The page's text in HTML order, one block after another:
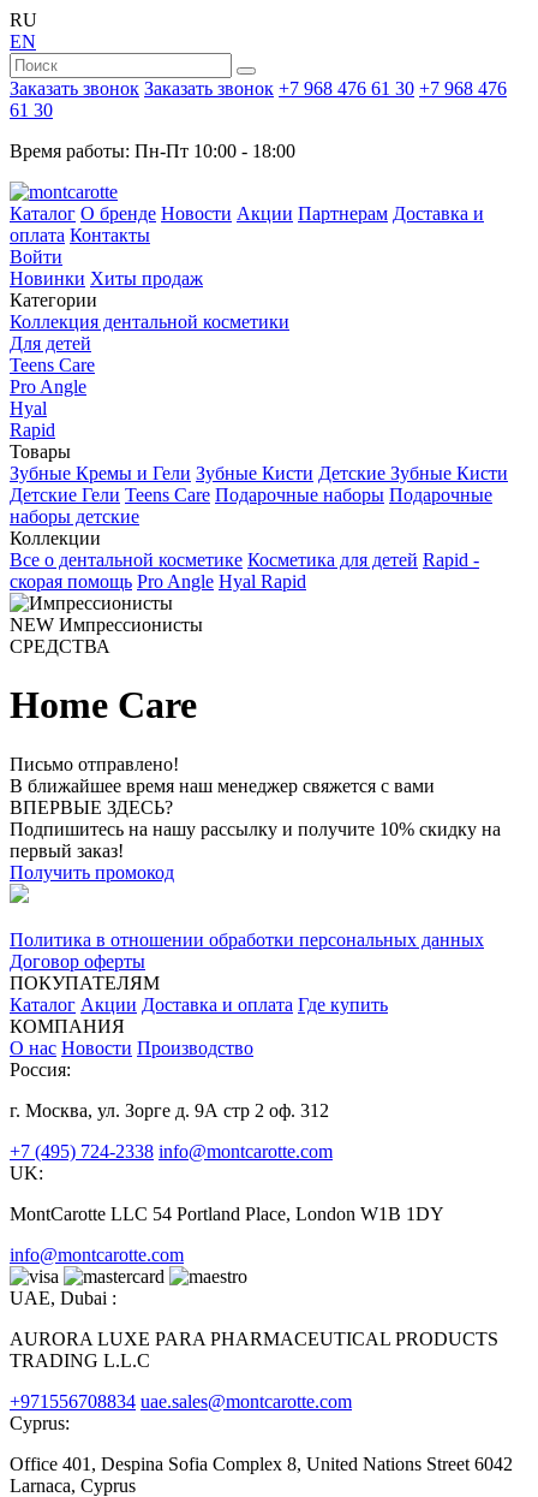
RU
EN
Заказать звонок Заказать звонок +7 968 476 61 30 +7 968 476
61 30
Время работы: Пн-Пт 10:00 - 18:00
Каталог О бренде Новости Акции Партнерам Доставка и
оплата Контакты
Войти
Новинки Хиты продаж
Категории
Коллекция дентальной косметики
Для детей
Teens Care
Pro Angle
Hyal
Rapid
Товары
Зубные Кремы и Гели Зубные Кисти Детские Зубные Кисти
Детские Гели Teens Care Подарочные наборы Подарочные
наборы детские
Коллекции
Все о дентальной косметике Косметика для детей Rapid -
скорая помощь Pro Angle Hyal Rapid
NEW Импрессионисты
СРЕДСТВА
Home Care
Письмо отправлено!
В ближайшее время наш менеджер свяжется с вами
ВПЕРВЫЕ ЗДЕСЬ?
Подпишитесь на нашу рассылку и получите 10% скидку на
первый заказ!
Получить промокод
Политика в отношении обработки персональных данных
Договор оферты
ПОКУПАТЕЛЯМ
Каталог Акции Доставка и оплата Где купить
КОМПАНИЯ
О нас Новости Производство
Россия:
г. Москва, ул. Зорге д. 9А стр 2 оф. 312
+7 (495) 724-2338 info@montcarotte.com
UK:
MontCarotte LLC 54 Portland Place, London W1B 1DY
info@montcarotte.com
UAE, Dubai :
AURORA LUXE PARA PHARMACEUTICAL PRODUCTS
TRADING L.L.C
+971556708834 uae.sales@montcarotte.com
Cyprus:
Office 401, Despina Sofia Complex 8, United Nations Street 6042
Larnaca, Cyprus